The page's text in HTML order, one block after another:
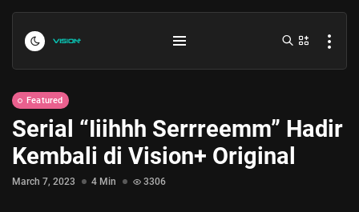
Featured
Serial “Iiihhh Serrreemm” Hadir
Kembali di Vision+ Original
March 7, 2023 4 Min 3306